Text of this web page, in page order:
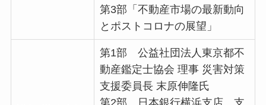
第3部「不動産市場の最新動向
とポストコロナの展望」
第1部 公益社団法人東京都不
動産鑑定士協会 理事 災害対策
支援委員長 末原伸隆氏